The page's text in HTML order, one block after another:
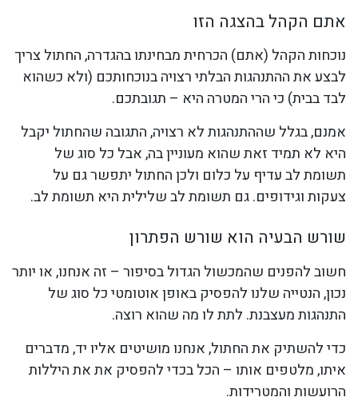
אתם הקהל בהצגה הזו
נוכחות הקהל (אתם) הכרחית מבחינתו בהגדרה, החתול צריך
לבצע את ההתנהגות הבלתי רצויה בנוכחותכם (ולא כשהוא
לבד בבית) כי הרי המטרה היא – תגובתכם.
אמנם, בגלל שההתנהגות לא רצויה, התגובה שהחתול יקבל
היא לא תמיד זאת שהוא מעוניין בה, אבל כל סוג של
תשומת לב עדיף על כלום ולכן החתול יתפשר גם על
צעקות וגידופים. גם תשומת לב שלילית היא תשומת לב.
שורש הבעיה הוא שורש הפתרון
חשוב להפנים שהמכשול הגדול בסיפור – זה אנחנו, או יותר
נכון, הנטייה שלנו להפסיק באופן אוטומטי כל סוג של
התנהגות מעצבנת. לתת לו מה שהוא רוצה.
כדי להשתיק את החתול, אנחנו מושיטים אליו יד, מדברים
איתו, מלטפים אותו – הכל בכדי להפסיק את את היללות
הרועשות והמטרידות.